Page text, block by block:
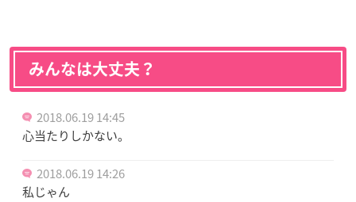
みんなは大丈夫？
2018.06.19 14:45
心当たりしかない。
2018.06.19 14:26
私じゃん